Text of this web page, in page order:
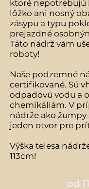
ktoré nepotrebujú
lôžko ani nosný
zásypu a typu
prejazdné
Táto nádrž vám
roboty!
Naše podzemné
certifikované. Sú
odpadovú vodu a
chemikáliám. V
nádrže ako žumpy
jeden otvor pre
Výška telesa
113cm!
od